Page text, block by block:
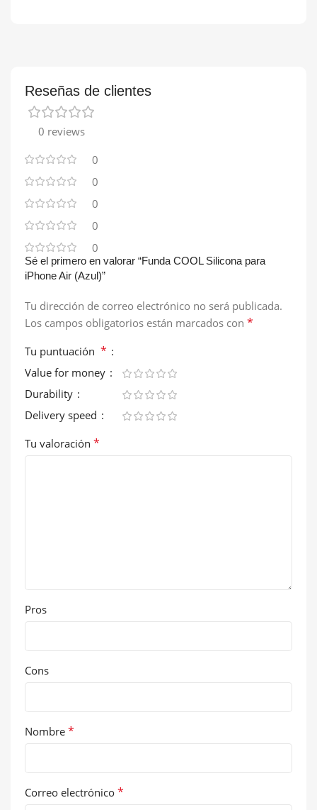
Reseñas de clientes
0 reviews
0
0
0
0
0
Sé el primero en valorar “Funda COOL Silicona para
iPhone Air (Azul)”
Tu dirección de correo electrónico no será publicada.
Los campos obligatorios están marcados con *
Tu puntuación *
Value for money
Durability
Delivery speed
Tu valoración *
Pros
Cons
Nombre *
Correo electrónico *